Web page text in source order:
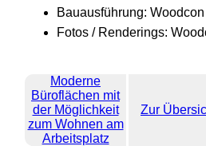
Bauausführung: Woodcon
Fotos / Renderings:
Moderne
Büroflächen mit
der Möglichkeit
zum Wohnen am
Arbeitsplatz
Zur